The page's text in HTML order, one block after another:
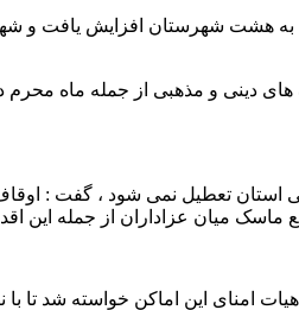
هشت شهرستان افزایش یافت و
مهم برگزاری برنامه های دینی و مذهبی از
استان تعطیل نمی شود ، گفت :
ماسک میان عزاداران از جمله این
حیاط و محوطه باز دارند ،از هیات امنای این